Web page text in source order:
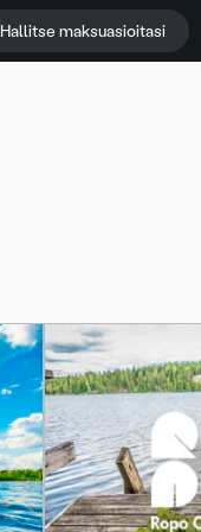
Hallitse maksuasioitasi